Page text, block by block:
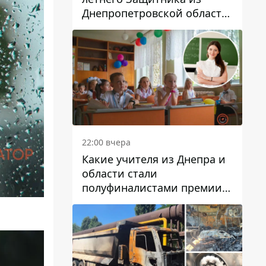
Днепропетровской области
Евгения Зинченко
22:00 вчера
Какие учителя из Днепра и
области стали
полуфиналистами премии
Global Teacher Prize Ukraine
2026